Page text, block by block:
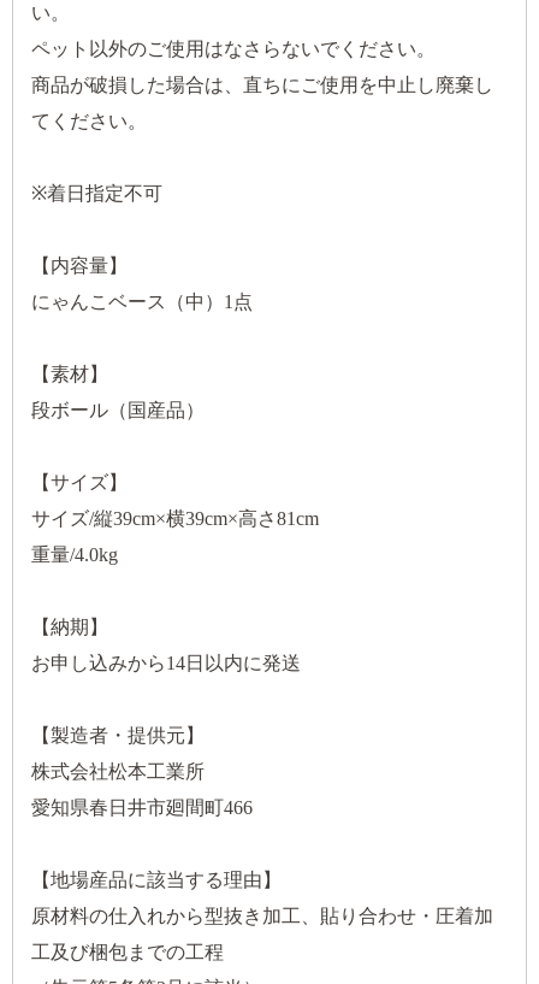
い。
ペット以外のご使用はなさらないでください。
商品が破損した場合は、直ちにご使用を中止し廃棄し
てください。
※着日指定不可
【内容量】
にゃんこベース（中）1点
【素材】
段ボール（国産品）
【サイズ】
サイズ/縦39cm×横39cm×高さ81cm
重量/4.0kg
【納期】
お申し込みから14日以内に発送
【製造者・提供元】
株式会社松本工業所
愛知県春日井市廻間町466
【地場産品に該当する理由】
原材料の仕入れから型抜き加工、貼り合わせ・圧着加
工及び梱包までの工程